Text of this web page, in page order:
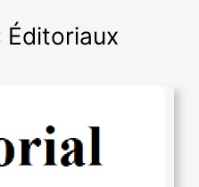
Éditoriaux